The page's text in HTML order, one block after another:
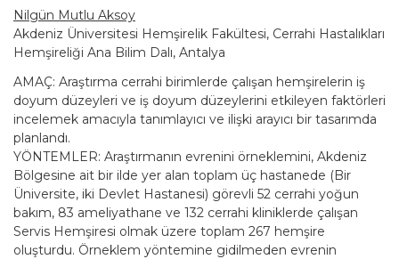
Nilgün Mutlu Aksoy
Akdeniz Üniversitesi Hemşirelik Fakültesi, Cerrahi Hastalıkları
Hemşireliği Ana Bilim Dalı, Antalya
AMAÇ: Araştırma cerrahi birimlerde çalışan hemşirelerin iş
doyum düzeyleri ve iş doyum düzeylerini etkileyen faktörleri
incelemek amacıyla tanımlayıcı ve ilişki arayıcı bir tasarımda
planlandı.
YÖNTEMLER: Araştırmanın evrenini örneklemini, Akdeniz
Bölgesine ait bir ilde yer alan toplam üç hastanede (Bir
Üniversite, iki Devlet Hastanesi) görevli 52 cerrahi yoğun
bakım, 83 ameliyathane ve 132 cerrahi kliniklerde çalışan
Servis Hemşiresi olmak üzere toplam 267 hemşire
oluşturdu. Örneklem yöntemine gidilmeden evrenin